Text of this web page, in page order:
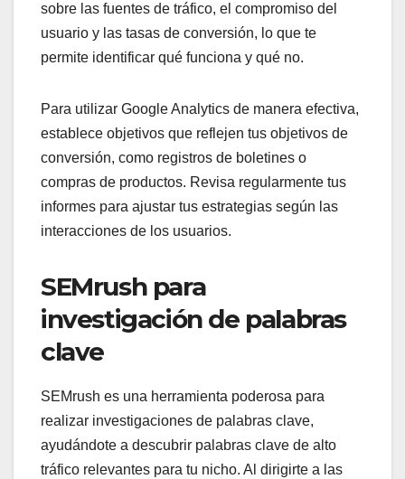
sobre las fuentes de tráfico, el compromiso del
usuario y las tasas de conversión, lo que te
permite identificar qué funciona y qué no.
Para utilizar Google Analytics de manera efectiva,
establece objetivos que reflejen tus objetivos de
conversión, como registros de boletines o
compras de productos. Revisa regularmente tus
informes para ajustar tus estrategias según las
interacciones de los usuarios.
SEMrush para
investigación de palabras
clave
SEMrush es una herramienta poderosa para
realizar investigaciones de palabras clave,
ayudándote a descubrir palabras clave de alto
tráfico relevantes para tu nicho. Al dirigirte a las